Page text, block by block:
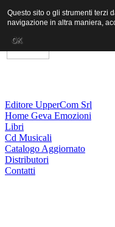
Editore UpperCom Srl
Home Geva Emozioni
Libri
Cd Musicali
Catalogo Aggiornato
Distributori
Contatti
Questo sito o gli strumenti terzi
navigazione in altra maniera,
OK